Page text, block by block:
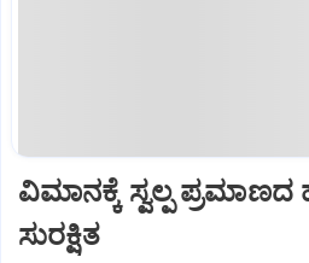
ವಿಮಾನಕ್ಕೆ ಸ್ವಲ್ಪ
ಸುರಕ್ಷಿತ